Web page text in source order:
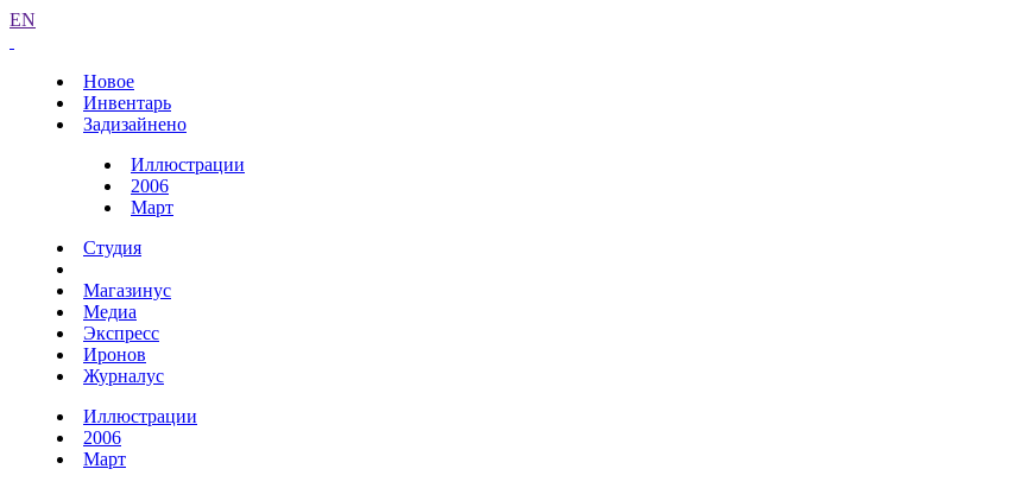
EN
Новое
Инвентарь
Задизайнено
Иллюстрации
2006
Март
Студия
Магазинус
Медиа
Экспресс
Иронов
Журналус
Иллюстрации
2006
Март